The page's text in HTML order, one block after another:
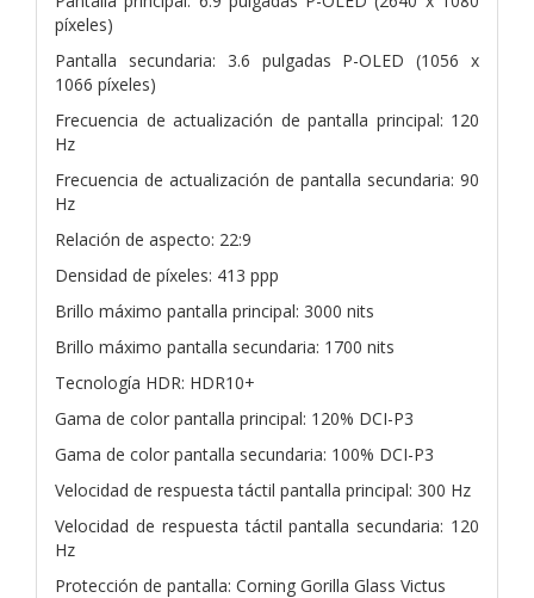
píxeles)
Pantalla secundaria: 3.6 pulgadas P-OLED (1056 x
1066 píxeles)
Frecuencia de actualización de pantalla principal: 120
Hz
Frecuencia de actualización de pantalla secundaria: 90
Hz
Relación de aspecto: 22:9
Densidad de píxeles: 413 ppp
Brillo máximo pantalla principal: 3000 nits
Brillo máximo pantalla secundaria: 1700 nits
Tecnología HDR: HDR10+
Gama de color pantalla principal: 120% DCI-P3
Gama de color pantalla secundaria: 100% DCI-P3
Velocidad de respuesta táctil pantalla principal: 300 Hz
Velocidad de respuesta táctil pantalla secundaria: 120
Hz
Protección de pantalla: Corning Gorilla Glass Victus